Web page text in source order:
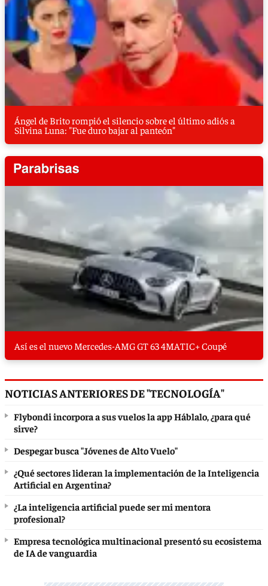
Ángel de Brito rompió el silencio sobre el último adiós a
Silvina Luna: "Fue duro bajar al panteón"
Así es el nuevo Mercedes-AMG GT 63 4MATIC+ Coupé
NOTICIAS ANTERIORES DE "TECNOLOGÍA"
Flybondi incorpora a sus vuelos la app Háblalo, ¿para qué
sirve?
Despegar busca "Jóvenes de Alto Vuelo"
¿Qué sectores lideran la implementación de la Inteligencia
Artificial en Argentina?
¿La inteligencia artificial puede ser mi mentora
profesional?
Empresa tecnológica multinacional presentó su ecosistema
de IA de vanguardia